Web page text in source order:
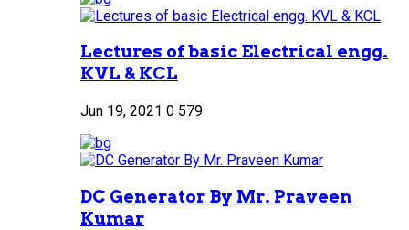
Lectures of basic Electrical engg.
KVL & KCL
Jun 19, 2021 0 579
DC Generator By Mr. Praveen
Kumar